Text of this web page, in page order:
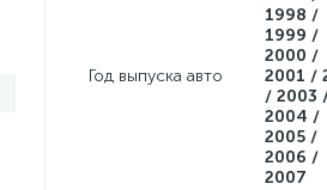
Год выпуска авто
1998 /
1999 /
2000 /
2001 /
/ 2003
2004 /
2005 /
2006 /
2007